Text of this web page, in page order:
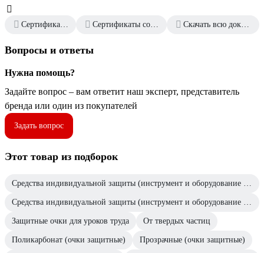
Сертификат дилера Сертификаты соответствия Скачать всю документацию
Вопросы и ответы
Нужна помощь?
Задайте вопрос – вам ответит наш эксперт, представитель
бренда или один из покупателей
Задать вопрос
Этот товар из подборок
Защитные очки для уроков труда От твердых частиц
Поликарбонат (очки защитные) Прозрачные (очки защитные)